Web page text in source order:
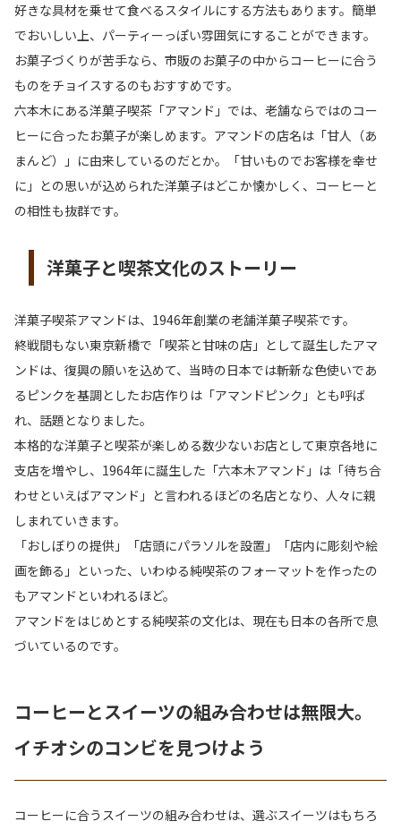
好きな具材を乗せて食べるスタイルにする方法もあります。簡単
でおいしい上、パーティーっぽい雰囲気にすることができます。
お菓子づくりが苦手なら、市販のお菓子の中からコーヒーに合う
ものをチョイスするのもおすすめです。
六本木にある洋菓子喫茶「アマンド」では、老舗ならではのコー
ヒーに合ったお菓子が楽しめます。アマンドの店名は「甘人（あ
まんど）」に由来しているのだとか。「甘いものでお客様を幸せ
に」との思いが込められた洋菓子はどこか懐かしく、コーヒーと
の相性も抜群です。
洋菓子と喫茶文化のストーリー
洋菓子喫茶アマンドは、1946年創業の老舗洋菓子喫茶です。
終戦間もない東京新橋で「喫茶と甘味の店」として誕生したアマ
ンドは、復興の願いを込めて、当時の日本では斬新な色使いであ
るピンクを基調としたお店作りは「アマンドピンク」とも呼ば
れ、話題となりました。
本格的な洋菓子と喫茶が楽しめる数少ないお店として東京各地に
支店を増やし、1964年に誕生した「六本木アマンド」は「待ち合
わせといえばアマンド」と言われるほどの名店となり、人々に親
しまれていきます。
「おしぼりの提供」「店頭にパラソルを設置」「店内に彫刻や絵
画を飾る」といった、いわゆる純喫茶のフォーマットを作ったの
もアマンドといわれるほど。
アマンドをはじめとする純喫茶の文化は、現在も日本の各所で息
づいているのです。
コーヒーとスイーツの組み合わせは無限大。
イチオシのコンビを見つけよう
コーヒーに合うスイーツの組み合わせは、選ぶスイーツはもちろ